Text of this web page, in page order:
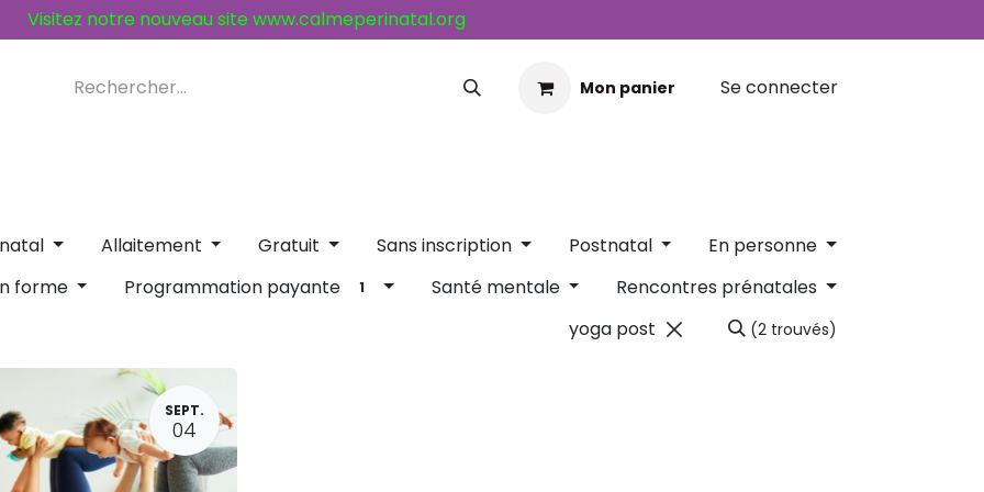
Visitez notre nouveau site www.calmeperinatal.org
Mon panier Se connecter
Allaitement Gratuit Sans inscription Postnatal
En personne
forme
Programmation payante 1 Santé mentale Rencontres prénatales
(2 trouvés)
SEPT.
04